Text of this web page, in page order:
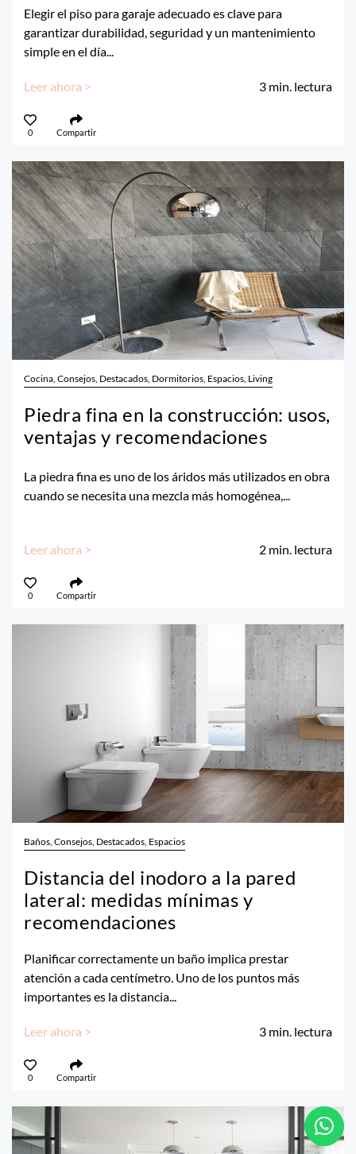
Elegir el piso para garaje adecuado es clave para
garantizar durabilidad, seguridad y un mantenimiento
simple en el día...
Leer ahora > 3 min. lectura
0 Compartir
Cocina, Consejos, Destacados, Dormitorios, Espacios, Living
Piedra fina en la construcción: usos,
ventajas y recomendaciones
La piedra fina es uno de los áridos más utilizados en obra
cuando se necesita una mezcla más homogénea,...
Leer ahora > 2 min. lectura
0 Compartir
Baños, Consejos, Destacados, Espacios
Distancia del inodoro a la pared
lateral: medidas mínimas y
recomendaciones
Planificar correctamente un baño implica prestar
atención a cada centímetro. Uno de los puntos más
importantes es la distancia...
Leer ahora > 3 min. lectura
0 Compartir